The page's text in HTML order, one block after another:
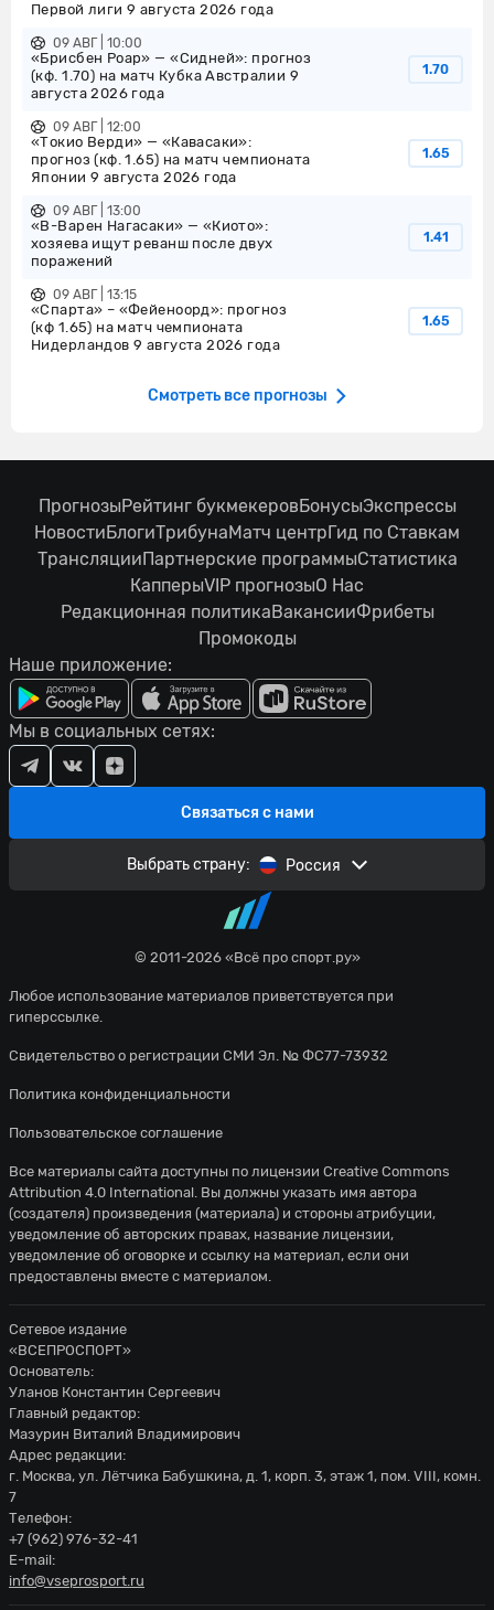
Первой лиги 9 августа 2026 года
09 АВГ | 10:00
«Брисбен Роар» — «Сидней»: прогноз
(кф. 1.70) на матч Кубка Австралии 9
августа 2026 года
1.70
09 АВГ | 12:00
«Токио Верди» — «Кавасаки»:
прогноз (кф. 1.65) на матч чемпионата
Японии 9 августа 2026 года
1.65
09 АВГ | 13:00
«В-Варен Нагасаки» — «Киото»:
хозяева ищут реванш после двух
поражений
1.41
09 АВГ | 13:15
«Спарта» – «Фейеноорд»: прогноз
(кф 1.65) на матч чемпионата
Нидерландов 9 августа 2026 года
1.65
Смотреть все прогнозы
© 2011-2026 «Всё про спорт.ру»
Любое использование материалов приветствуется при
гиперссылке.
Свидетельство о регистрации СМИ Эл. № ФС77-73932
Политика конфиденциальности
Пользовательское соглашение
ПрогнозыРейтинг букмекеровБонусыЭкспрессы
НовостиБлогиТрибунаМатч центрГид по Ставкам
ТрансляцииПартнерские программыСтатистика
КапперыVIP прогнозыО Нас
Редакционная политикаВакансииФрибеты
Промокоды
Наше приложение:
Связаться с нами
Мы в социальных сетях:
Выбрать страну: Россия
Все материалы сайта доступны по лицензии Creative Commons
Attribution 4.0 International. Вы должны указать имя автора
(создателя) произведения (материала) и стороны атрибуции,
уведомление об авторских правах, название лицензии,
уведомление об оговорке и ссылку на материал, если они
предоставлены вместе с материалом.
Сетевое издание
«ВСЕПРОСПОРТ»
Основатель:
Уланов Константин Сергеевич
Главный редактор:
Мазурин Виталий Владимирович
Адрес редакции:
г. Москва, ул. Лётчика Бабушкина, д. 1, корп. 3, этаж 1, пом. VIII, комн.
7
Телефон:
+7 (962) 976-32-41
E-mail:
info@vseprosport.ru